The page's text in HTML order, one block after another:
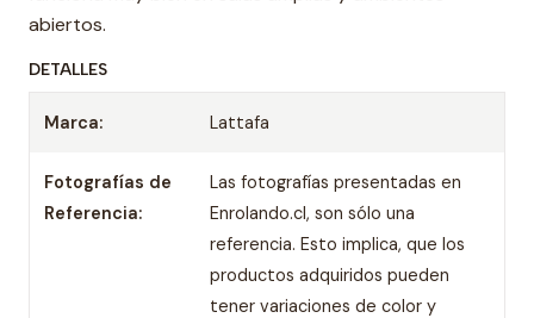
abiertos.
DETALLES
Marca: Lattafa
Fotografías de
Referencia:
Las fotografías presentadas en
Enrolando.cl, son sólo una
referencia. Esto implica, que los
productos adquiridos pueden
tener variaciones de color y